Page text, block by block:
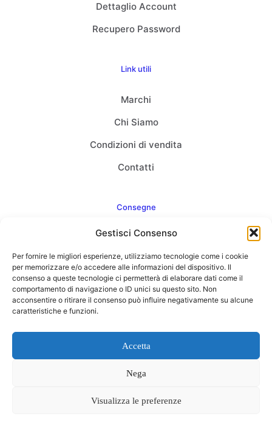
Gestisci Consenso
Per fornire le migliori esperienze, utilizziamo tecnologie come i cookie
per memorizzare e/o accedere alle informazioni del dispositivo. Il
consenso a queste tecnologie ci permetterà di elaborare dati come il
comportamento di navigazione o ID unici su questo sito. Non
acconsentire o ritirare il consenso può influire negativamente su alcune
caratteristiche e funzioni.
Accetta
Nega
Visualizza le preferenze
Dettaglio Account
Recupero Password
Link utili
Marchi
Chi Siamo
Condizioni di vendita
Contatti
Consegne
Come consegnamo
FAQ